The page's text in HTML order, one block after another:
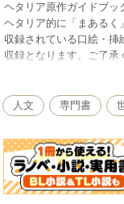
ヘタリア原作ガイドブッ
ヘタリア的に「まあるく
収録されている口絵・
収録となります。ご了承
人文 専門書